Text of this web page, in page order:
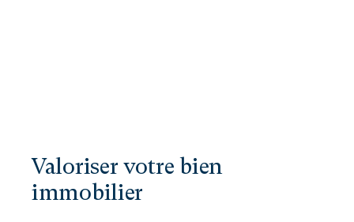
Valoriser votre bien
immobilier